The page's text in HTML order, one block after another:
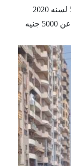
مخالفة وتم تفعيل قرار المحافظ رقم 5770 لسنه 2020
بتحصيل غرامة لاتقل عن 100 جنيه ولا تزيد عن 5000 جنيه